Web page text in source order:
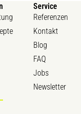
Service
Referenzen
Kontakt
Blog
FAQ
Jobs
Newsletter